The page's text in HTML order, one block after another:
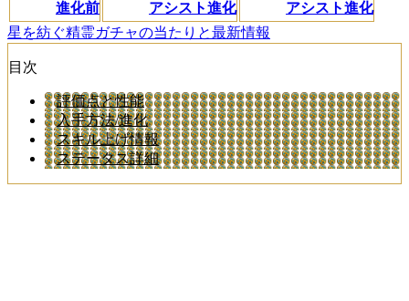
進化前 アシスト進化
アシスト進化
星を紡ぐ精霊ガチャの当たりと最新情報
目次
評価点と性能
入手方法/進化
スキル上げ情報
ステータス詳細